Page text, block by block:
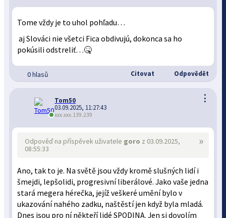
Tome vždy je to uhol pohľadu…
aj Slováci nie všetci Fica obdivujú, dokonca sa ho
pokúsili odstreliť…🤒
0 hlasů Citovat Odpovědět
⋮
Tom50
03.09.2025, 11:27:43
xxx.xxx.139.239
»
Odpověď na příspěvek uživatele goro z 03.09.2025,
08:55:33
Ano, tak to je. Na světě jsou vždy kromě slušných lidí i
šmejdi, lepšolidi, progresivní liberálové. Jako vaše jedna
stará megera hérečka, jejíž veškeré umění bylo v
ukazování nahého zadku, naštěstí jen když byla mladá.
Dnes jsou pro ní někteří lidé SPODINA. Jen si dovolím